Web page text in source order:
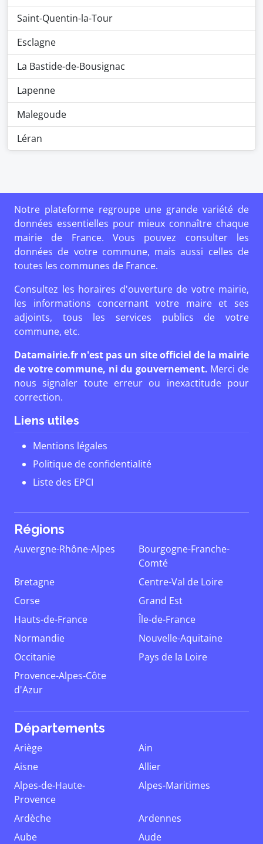
Saint-Quentin-la-Tour
Esclagne
La Bastide-de-Bousignac
Lapenne
Malegoude
Léran
Notre plateforme regroupe une grande variété de
données essentielles pour mieux connaître chaque
mairie de France. Vous pouvez consulter les
données de votre commune, mais aussi celles de
toutes les communes de France.
Consultez les horaires d'ouverture de votre mairie,
les informations concernant votre maire et ses
adjoints, tous les services publics de votre
commune, etc.
Datamairie.fr n'est pas un site officiel de la mairie
de votre commune, ni du gouvernement. Merci de
nous signaler toute erreur ou inexactitude pour
correction.
Liens utiles
Mentions légales
Politique de confidentialité
Liste des EPCI
Régions
Auvergne-Rhône-Alpes
Bourgogne-Franche-
Comté
Bretagne
Centre-Val de Loire
Corse
Grand Est
Hauts-de-France
Île-de-France
Normandie
Nouvelle-Aquitaine
Occitanie
Pays de la Loire
Provence-Alpes-Côte
d'Azur
Départements
Ariège
Ain
Aisne
Allier
Alpes-de-Haute-
Provence
Alpes-Maritimes
Ardèche
Ardennes
Aube
Aude